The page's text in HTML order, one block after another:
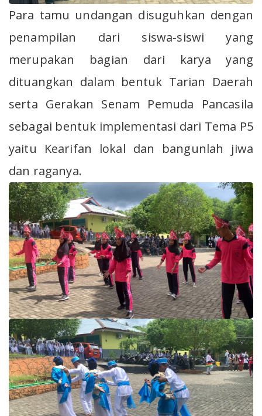
Para tamu undangan disuguhkan dengan
penampilan dari siswa-siswi yang
merupakan bagian dari karya yang
dituangkan dalam bentuk Tarian Daerah
serta Gerakan Senam Pemuda Pancasila
sebagai bentuk implementasi dari Tema P5
yaitu Kearifan lokal dan bangunlah jiwa
dan raganya.